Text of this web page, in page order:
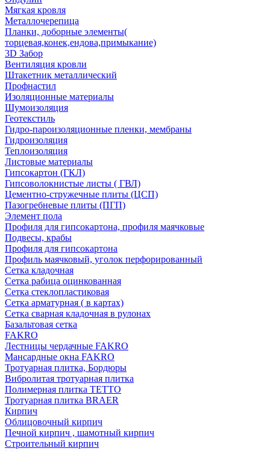
Мягкая кровля
Металлочерепица
Планки, доборные элементы(
торцевая,конек,ендова,примыкание)
3D Забор
Вентиляция кровли
Штакетник металлический
Профнастил
Изоляционные материалы
Шумоизоляция
Геотекстиль
Гидро-пароизоляционные пленки, мембраны
Гидроизоляция
Теплоизоляция
Листовые материалы
Гипсокартон (ГКЛ)
Гипсоволокнистые листы ( ГВЛ)
Цементно-стружечные плиты (ЦСП)
Пазогребневые плиты (ПГП)
Элемент пола
Профиля для гипсокартона, профиля маячковые
Подвесы, крабы
Профиля для гипсокартона
Профиль маячковый, уголок перфорированный
Сетка кладочная
Сетка рабица оцинкованная
Сетка стеклопластиковая
Сетка арматурная ( в картах)
Сетка сварная кладочная в рулонах
Базальтовая сетка
FAKRO
Лестницы чердачные FAKRO
Мансардные окна FAKRO
Тротуарная плитка, Бордюры
Вибролитая тротуарная плитка
Полимерная плитка TETTO
Тротуарная плитка BRAER
Кирпич
Облицовочный кирпич
Печной кирпич , шамотный кирпич
Строительный кирпич